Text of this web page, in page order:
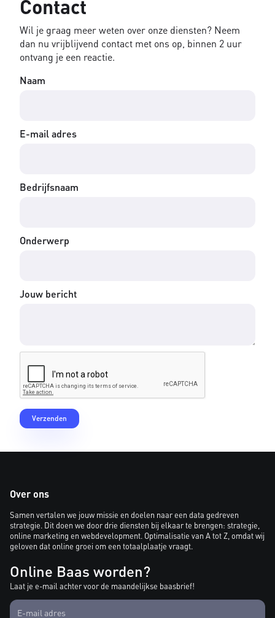
Contact
Wil je graag meer weten over onze diensten? Neem
dan nu vrijblijvend contact met ons op, binnen 2 uur
ontvang je een reactie.
Naam
E-mail adres
Bedrijfsnaam
Onderwerp
Jouw bericht
Over ons
Samen vertalen we jouw missie en doelen naar een data gedreven
strategie. Dit doen we door drie diensten bij elkaar te brengen: strategie,
online marketing en webdevelopment. Optimalisatie van A tot Z, omdat wij
geloven dat online groei om een totaalplaatje vraagt.
Online Baas worden?
Laat je e-mail achter voor de maandelijkse baasbrief!